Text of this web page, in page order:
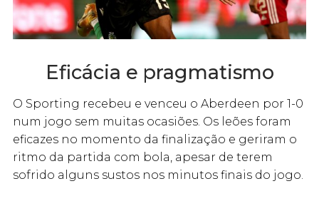
Eficácia e pragmatismo
O Sporting recebeu e venceu o Aberdeen por 1-0
num jogo sem muitas ocasiões. Os leões foram
eficazes no momento da finalização e geriram o
ritmo da partida com bola, apesar de terem
sofrido alguns sustos nos minutos finais do jogo.